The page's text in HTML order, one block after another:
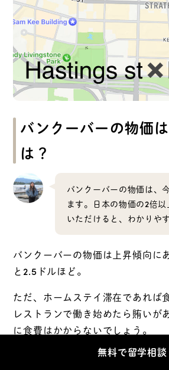
無料で留学相談
バンクーバーの物価
は？
バンクーバーの物価は、
ます。日本の物価の2倍
いただけると、わかりや
バンクーバーの物価は上昇傾向に
と2.5ドルほど。
ただ、ホームステイ滞在であれば
レストランで働き始めたら賄いが
に食費はかからないでしょう。
スーパーは、バンクーバーにたく